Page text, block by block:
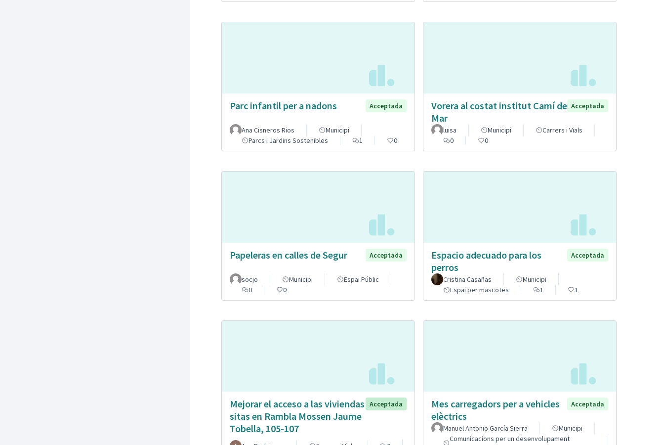
Parc infantil per a nadons Acceptada
Ana Cisneros Rios
Municipi
Parcs i Jardins Sostenibles
1 0
Vorera al costat institut Camí de
Mar
Acceptada
luisa Municipi
Carrers i Vials
0
0
Papeleras en calles de Segur Acceptada
socjo Municipi
Espai Públic
0
0
Espacio adecuado para los
perros
Acceptada
Cristina Casañas
Municipi
Espai per mascotes
1 1
Mejorar el acceso a las viviendas
sitas en Rambla Mossen Jaume
Tobella, 105-107
Acceptada
Mes carregadors per a vehicles
elèctrics
Acceptada
Manuel Antonio García Sierra
Municipi
Comunicacions per un desenvolupament